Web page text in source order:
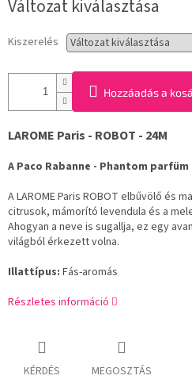
Változat kiválasztása
Kiszerelés
Hozzáadás a
LAROME Paris - ROBOT - 24M
A Paco Rabanne - Phantom
A LAROME Paris ROBOT elbűvölő és
citrusok, mámorító levendula és a
Ahogyan a neve is sugallja, ez egy
világból érkezett volna.
Illattípus: Fás-aromás
Részletes információ
KÉRDÉS MEGOSZTÁS